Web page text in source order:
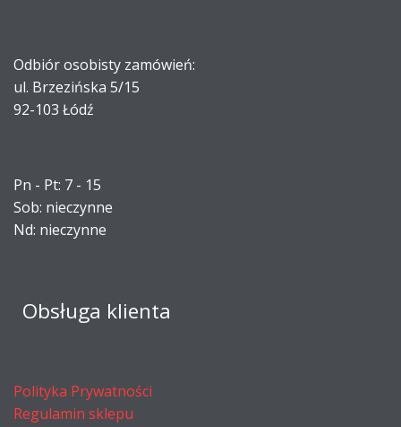
Odbiór osobisty zamówień:
ul. Brzezińska 5/15
92-103 Łódź
Pn - Pt: 7 - 15
Sob: nieczynne
Nd: nieczynne
Obsługa klienta
Polityka Prywatności
Regulamin sklepu